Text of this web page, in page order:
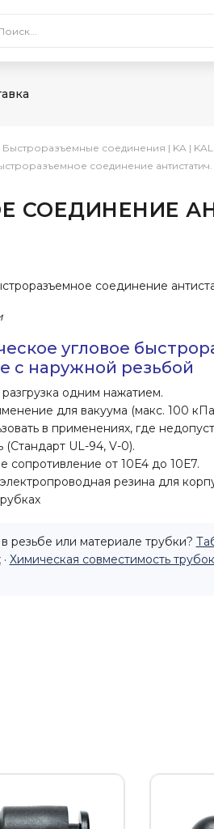
Быстроразъемные соединения | KA |
соединение антистатич.
СОЕДИНЕНИЕ
соединение
угловое
с наружной резьбой
одним нажатием.
для вакуума (макс. 100
в применениях, где
(Стандарт UL-94, V-0).
сопротивление от 10Е4 до 10Е7.
резина для
резьбе или материале трубки?
· Химическая совместимость трубок